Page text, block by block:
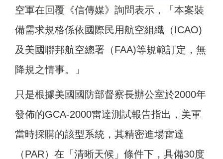
空軍在回覆《信傳媒》詢問表示，「本案裝
備需求規格係依國際民用航空組織（ICAO)
及美國聯邦航空總署（FAA)等規範訂定，無
降規之情事。」
只是根據美國國防部督察長辦公室於2000年
發佈的GCA-2000雷達測試報告指出，美軍
當時採購的該型系統，其精密進場雷達
（PAR）在「清晰天候」條件下，具備30度